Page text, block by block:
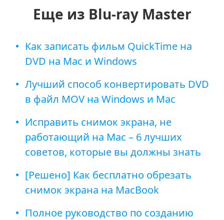
Еще из Blu-ray Master
Как записать фильм QuickTime на
DVD на Mac и Windows
Лучший способ конвертировать DVD
в файл MOV на Windows и Mac
Исправить снимок экрана, не
работающий на Mac – 6 лучших
советов, которые вы должны знать
[Решено] Как бесплатно обрезать
снимок экрана на MacBook
Полное руководство по созданию